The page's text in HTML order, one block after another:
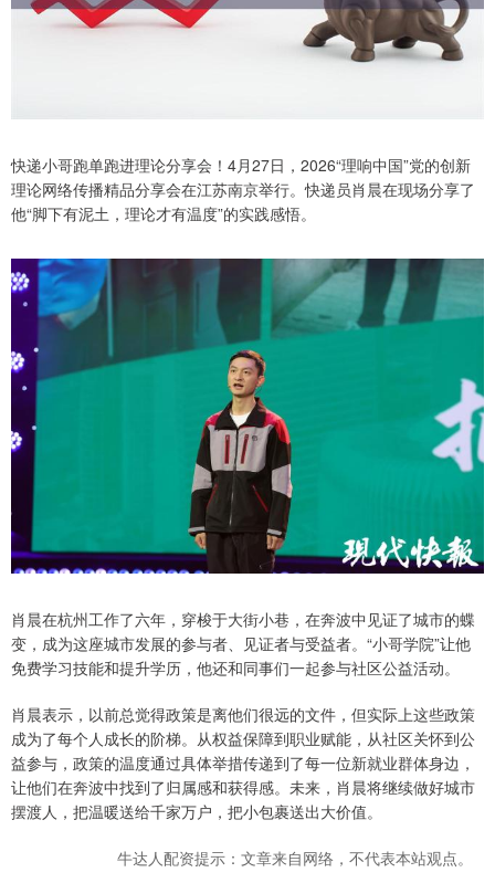
快递小哥跑单跑进理论分享会！4月27日，2026“理响中国”党的创新
理论网络传播精品分享会在江苏南京举行。快递员肖晨在现场分享了
他“脚下有泥土，理论才有温度”的实践感悟。
肖晨在杭州工作了六年，穿梭于大街小巷，在奔波中见证了城市的蝶
变，成为这座城市发展的参与者、见证者与受益者。“小哥学院”让他
免费学习技能和提升学历，他还和同事们一起参与社区公益活动。
肖晨表示，以前总觉得政策是离他们很远的文件，但实际上这些政策
成为了每个人成长的阶梯。从权益保障到职业赋能，从社区关怀到公
益参与，政策的温度通过具体举措传递到了每一位新就业群体身边，
让他们在奔波中找到了归属感和获得感。未来，肖晨将继续做好城市
摆渡人，把温暖送给千家万户，把小包裹送出大价值。
牛达人配资提示：文章来自网络，不代表本站观点。